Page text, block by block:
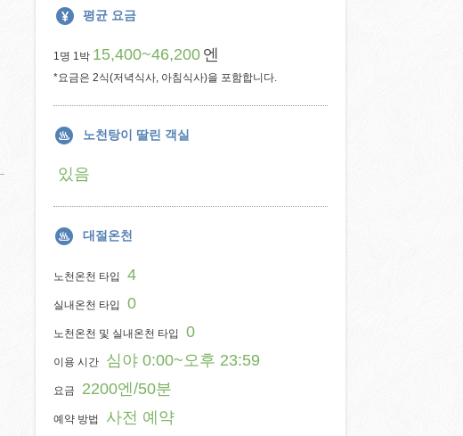
평균 요금
1명 1박 15,400~46,200 엔
*요금은 2식(저녁식사, 아침식사)을 포함합니다.
노천탕이 딸린 객실
있음
대절온천
노천온천 타입 4
실내온천 타입 0
노천온천 및 실내온천 타입 0
이용 시간 심야 0:00~오후 23:59
요금 2200엔/50분
예약 방법 사전 예약